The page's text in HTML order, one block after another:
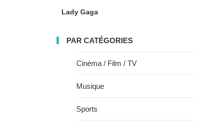
Lady Gaga
PAR CATÉGORIES
Cinéma / Film / TV
Musique
Sports